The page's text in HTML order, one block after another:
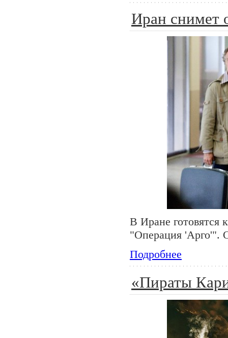
Иран снимет
В Иране готовятся
"Операция 'Арго'".
Подробнее
«Пираты